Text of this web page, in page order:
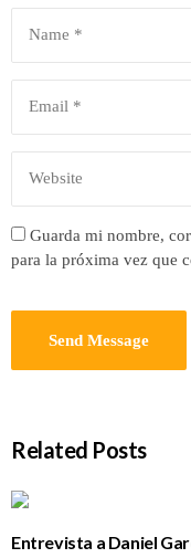
Guarda mi nombre,
para la próxima vez que
Related Posts
Entrevista a Daniel